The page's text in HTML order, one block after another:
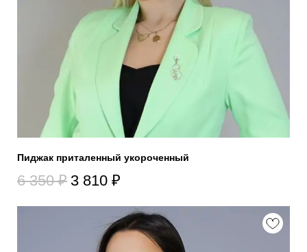
Пиджак приталенный укороченный
6 350₽ 3 810 ₽